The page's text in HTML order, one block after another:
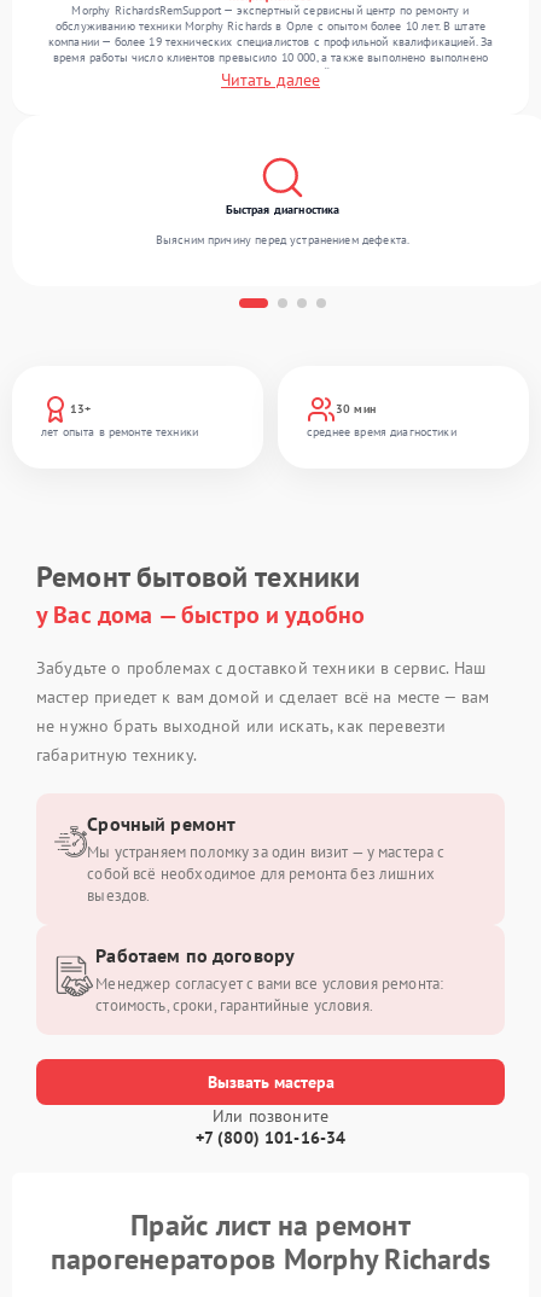
Morphy RichardsRemSupport — экспертный сервисный центр по ремонту и
обслуживанию техники Morphy Richards в Орле с опытом более 10 лет. В штате
компании — более 19 технических специалистов с профильной квалификацией. За
время работы число клиентов превысило 10 000, а также выполнено выполнено
более 12 000 ремонтов. Ежемесячно в сервисный центр поступает более 300
обращений, включая , , . Мы работаем с широким спектром неисправностей и
Читать далее
13+
лет опыта в ремонте техники
30 мин
среднее время диагностики
Быстрая диагностика
Выясним причину перед устранением дефекта.
Ремонт бытовой техники
у Вас дома — быстро и удобно
Забудьте о проблемах с доставкой техники в сервис. Наш
мастер приедет к вам домой и сделает всё на месте — вам
не нужно брать выходной или искать, как перевезти
габаритную технику.
Вызвать мастера
Или позвоните
+7 (800) 101-16-34
Срочный ремонт
Мы устраняем поломку за один визит — у мастера с
собой всё необходимое для ремонта без лишних
выездов.
Работаем по договору
Менеджер согласует с вами все условия ремонта:
стоимость, сроки, гарантийные условия.
Прайс лист на ремонт
парогенераторов Morphy Richards